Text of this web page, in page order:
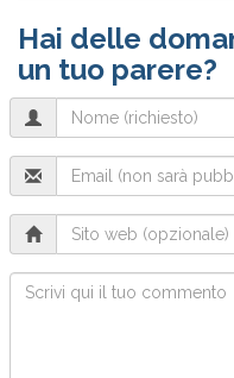
Hai delle
un tuo parere?
Name
(richiesto)
Email
(will
not
be
published)
Sito
web
Commento